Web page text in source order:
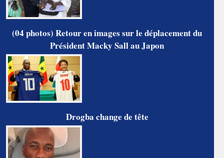
(04 photos) Retour en images sur le déplacement du
Président Macky Sall au Japon
Drogba change de tête